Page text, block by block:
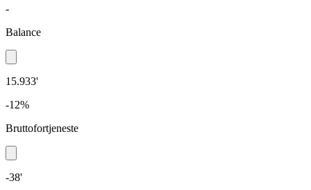
-
Balance
15.933'
-12%
Bruttofortjeneste
-38'